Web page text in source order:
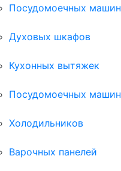
Посудомоечных машин
Духовых шкафов
Кухонных вытяжек
Посудомоечных машин
Холодильников
Варочных панелей